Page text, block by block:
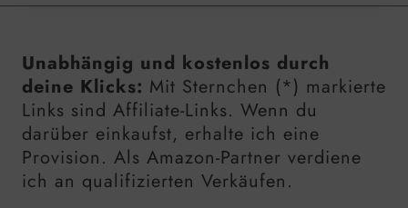
Unabhängig und kostenlos durch
deine Klicks: Mit Sternchen (*) markierte
Links sind Affiliate-Links. Wenn du
darüber einkaufst, erhalte ich eine
Provision. Als Amazon-Partner verdiene
ich an qualifizierten Verkäufen.